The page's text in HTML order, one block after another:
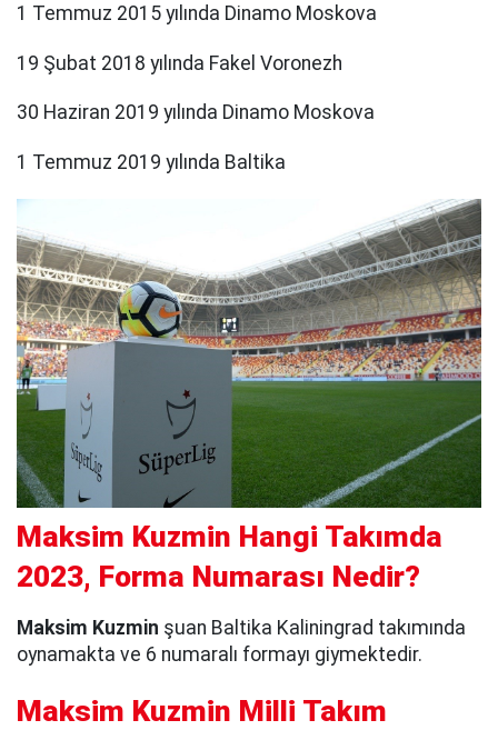
1 Temmuz 2015 yılında Dinamo Moskova
19 Şubat 2018 yılında Fakel Voronezh
30 Haziran 2019 yılında Dinamo Moskova
1 Temmuz 2019 yılında Baltika
Maksim Kuzmin Hangi Takımda
2023, Forma Numarası Nedir?
Maksim Kuzmin şuan Baltika Kaliningrad takımında
oynamakta ve 6 numaralı formayı giymektedir.
Maksim Kuzmin Milli Takım